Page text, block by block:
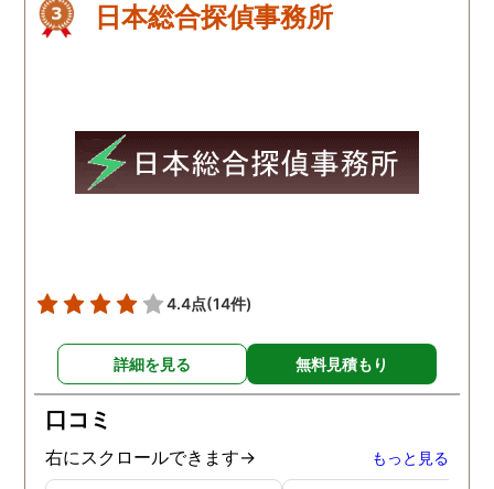
日本総合探偵事務所
4.4点(14件)
詳細を見る 無料見積もり
口コミ
右にスクロールできます→ もっと見る